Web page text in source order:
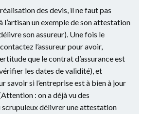
des devis, il ne faut pas
l’artisan un exemple de son attestation
son assureur). Une fois le
l’assureur pour avoir,
que le contrat d’assurance est
les dates de validité), et
savoir si l’entreprise est à bien à jour
: on a déjà vu des
scrupuleux délivrer une attestation